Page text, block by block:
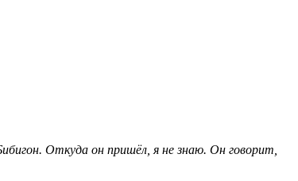
Откуда он пришёл, я не знаю. Он говорит,